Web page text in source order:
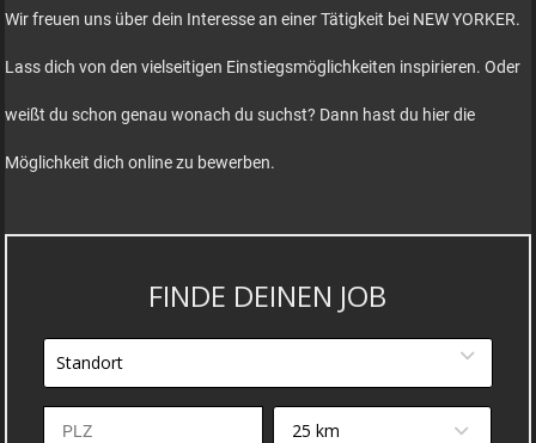
Wir freuen uns über dein Interesse an einer Tätigkeit bei NEW YORKER.
Lass dich von den vielseitigen Einstiegsmöglichkeiten inspirieren. Oder
weißt du schon genau wonach du suchst? Dann hast du hier die
Möglichkeit dich online zu bewerben.
FINDE DEINEN JOB
Standort
25 km